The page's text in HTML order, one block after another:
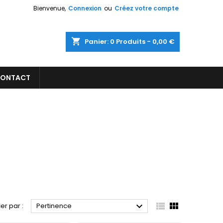
Bienvenue, Connexion ou Créez votre compte
shopping_cart Panier: 0 Produits - 0,00 €
par : Pertinence   